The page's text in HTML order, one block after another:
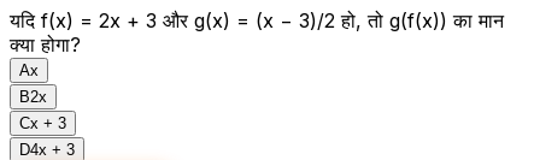
यदि f(x) = 2x + 3 और g(x) = (x − 3)/2 हो, तो g(f(x)) का मान
क्या होगा?
Ax
B2x
Cx + 3
D4x + 3